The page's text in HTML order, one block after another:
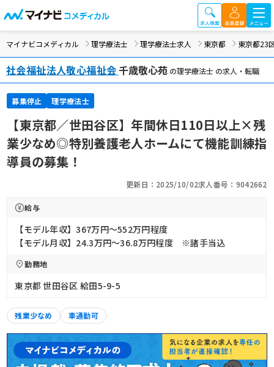
マイナビコメディカル 理学療法士 理学療法士求人 東京都 東京都23
社会福祉法人敬心福祉会千歳敬心苑の理学療法士 の求人・転職
募集停止 理学療法士
【東京都／世田谷区】年間休日110日以上×残
業少なめ◎特別養護老人ホームにて機能訓練指
導員の募集！
更新日：2025/10/02求人番号：9042662
給与
【モデル年収】367万円〜552万円程度
【モデル月収】24.3万円〜36.8万円程度 ※諸手当込
勤務地
東京都 世田谷区 給田5-9-5
残業少なめ 車通勤可